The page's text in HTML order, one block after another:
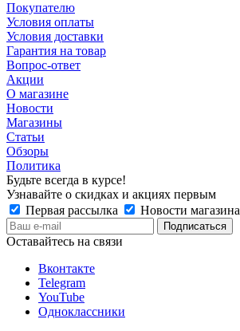
Покупателю
Условия оплаты
Условия доставки
Гарантия на товар
Вопрос-ответ
Акции
О магазине
Новости
Магазины
Статьи
Обзоры
Политика
Будьте всегда в курсе!
Узнавайте о скидках и акциях первым
Первая рассылка
Новости магазина
Оставайтесь на связи
Вконтакте
Telegram
YouTube
Одноклассники